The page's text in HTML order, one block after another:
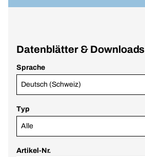
Datenblätter & Downloads
Sprache
Deutsch (Schweiz)
Typ
Alle
Artikel-Nr.